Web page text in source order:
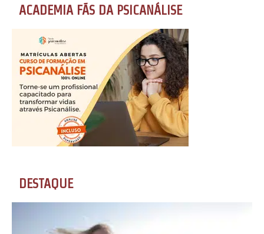
ACADEMIA FÃS DA PSICANÁLISE
DESTAQUE